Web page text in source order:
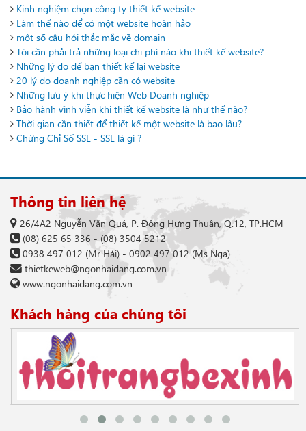
Kinh nghiệm chọn công ty thiết kế website
Làm thế nào để có một website hoàn hảo
một số câu hỏi thắc mắc về domain
Tôi cần phải trả những loại chi phí nào khi thiết kế website?
Những lý do để bạn thiết kế lại website
20 lý do doanh nghiệp cần có website
Những lưu ý khi thực hiện Web Doanh nghiệp
Bảo hành vĩnh viễn khi thiết kế website là như thế nào?
Thời gian cần thiết để thiết kế một website là bao lâu?
Chứng Chỉ Số SSL - SSL là gì ?
Thông tin liên hệ
26/4A2 Nguyễn Văn Quá, P. Đông Hưng Thuận, Q.12, TP.HCM
(08) 625 65 336 -(08) 3504 5212
0938 497 012 (Mr Hải) - 0902 497 012(Ms Nga)
thietkeweb@ngonhaidang.com.vn
www.ngonhaidang.com.vn
Khách hàng của chúng tôi